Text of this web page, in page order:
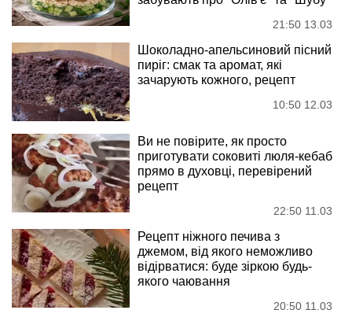
21:50 13.03
Шоколадно-апельсиновий пісний
пиріг: смак та аромат, які
зачарують кожного, рецепт
10:50 12.03
Ви не повірите, як просто
приготувати соковиті люля-кебаб
прямо в духовці, перевірений
рецепт
22:50 11.03
Рецепт ніжного печива з
джемом, від якого неможливо
відірватися: буде зіркою будь-
якого чаювання
20:50 11.03